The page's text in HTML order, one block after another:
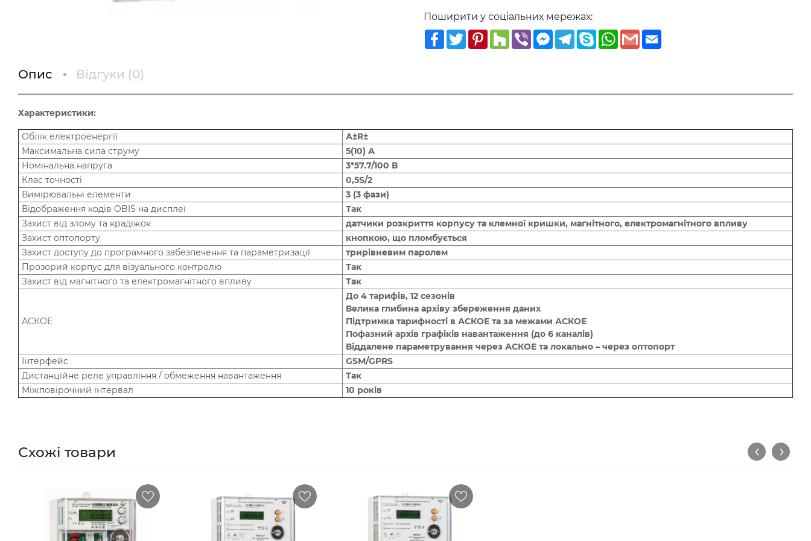
Поширити у соціальних мережах:
Facebook
TwitterPinterest
HouzzViberMessenger
Telegram
SkypeWhatsApp
Gmail
Опис Відгуки (0)
Характеристики:
Облік електроенергії
А±R±
Максимальна сила струму
5(10) А
Номінальна напруга
3*57.7/100 В
Клас точності
0,5S/2
Вимірювальні елементи
3 (3 фази)
Відображення кодів OBIS на дисплеї
Так
Захист від злому та крадіжок
датчики розкриття корпусу та клемної кришки, магнітного, електромагнітного впливу
Захист оптопорту
кнопкою, що пломбується
Захист доступу до програмного забезпечення та параметризації
трирівневим паролем
Прозорий корпус для візуального контролю
Так
Захист від магнітного та електромагнітного впливу
Так
АСКОЕ
До 4 тарифів, 12 сезонів
Велика глибина архіву збереження даних
Підтримка тарифності в АСКОЕ та за межами АСКОЕ
Пофазний архів графіків навантаження (до 6 каналів)
Віддалене параметрування через АСКОЕ та локально – через оптопорт
Інтерфейс
GSM/GPRS
Дистанційне реле управління / обмеження навантаження
Так
Міжповірочний інтервал
10 років
Схожі товари ‹ ›